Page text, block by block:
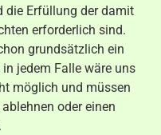
die Erfüllung der damit
erforderlich sind.
grundsätzlich ein
jedem Falle wäre uns
möglich und müssen
oder einen